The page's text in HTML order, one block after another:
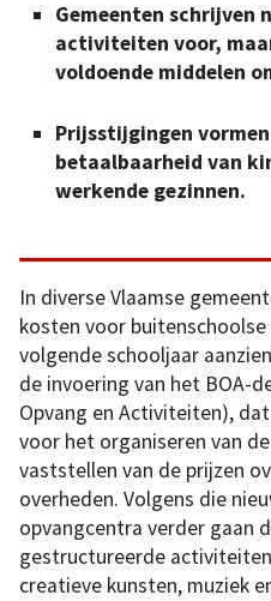
Gemeenten schrijven
activiteiten voor,
voldoende middelen
Prijsstijgingen
betaalbaarheid van
werkende gezinnen.
In diverse Vlaamse
kosten voor
volgende schooljaar
de invoering van het BOA-
Opvang en Activiteiten),
voor het organiseren van
vaststellen van de prijzen
overheden. Volgens die
opvangcentra verder gaan
gestructureerde
creatieve kunsten, muziek